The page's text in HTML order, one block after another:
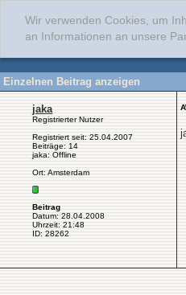
Wir verwenden Cookies, um
an Informationen an unsere
Einzelnen Beitrag anzeigen
jaka
Registrierter Nutzer
Registriert seit: 25.04.2007
Beiträge: 14
jaka: Offline
Ort: Amsterdam
Beitrag
Datum: 28.04.2008
Uhrzeit: 21:48
ID: 28262